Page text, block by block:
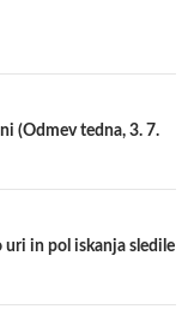
(Odmev tedna, 3. 7.
uri in pol iskanja sledile